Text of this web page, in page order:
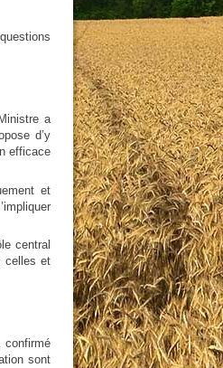
a
d’y
efficace
et
central
celles et
confirmé
sont